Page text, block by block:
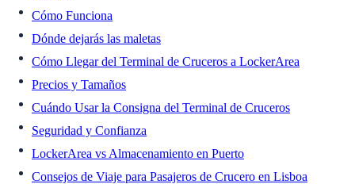
Cómo Funciona
Dónde dejarás las maletas
Cómo Llegar del Terminal de Cruceros a LockerArea
Precios y Tamaños
Cuándo Usar la Consigna del Terminal de Cruceros
Seguridad y Confianza
LockerArea vs Almacenamiento en Puerto
Consejos de Viaje para Pasajeros de Crucero en Lisboa